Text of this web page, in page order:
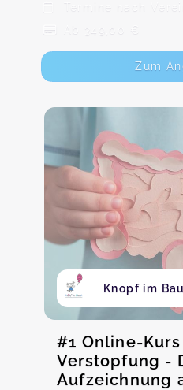
Termine nach
Ab 349,00 €
Zum
Knopf im
#1 Online-
Verstopfung -
Aufzeichnung